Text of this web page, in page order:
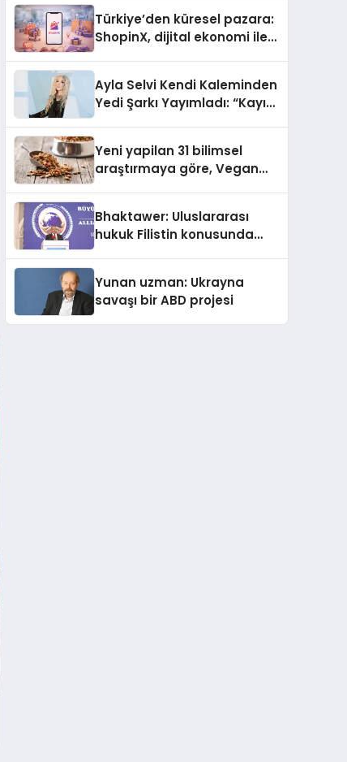
Türkiye’den küresel pazara:
ShopinX, dijital ekonomi ile
Ayla Selvi Kendi Kaleminden
Yedi Şarkı Yayımladı: “Kayıp
Yeni yapilan 31 bilimsel
araştırmaya göre, Vegan
Sindirildiğini Ortaya Koydu
Bhaktawer: Uluslararası
hukuk Filistin konusunda
Yunan uzman: Ukrayna
savaşı bir ABD projesi